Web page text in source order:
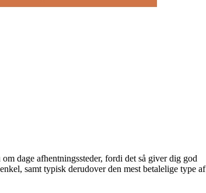
dage afhentningssteder, fordi det så giver dig god
samt typisk derudover den mest betalelige type af